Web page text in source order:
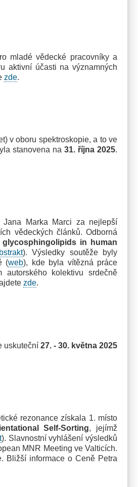
mladé vědecké pracovníky a
aktivní účasti na významných
zde.
v oboru spektroskopie, a to ve
stanovena na 31. října 2025.
Marka Marci za nejlepší
vědeckých článků. Odborná
in human
). Výsledky soutěže byly
(web), kde byla vítězná práce
kolektivu srdečně
zde.
uskuteční 27. - 30. května 2025
rezonance získala 1. místo
Self-Sorting, jejímž
). Slavnostní vyhlášení výsledků
MNR Meeting ve Valticích.
Bližší informace o Ceně Petra